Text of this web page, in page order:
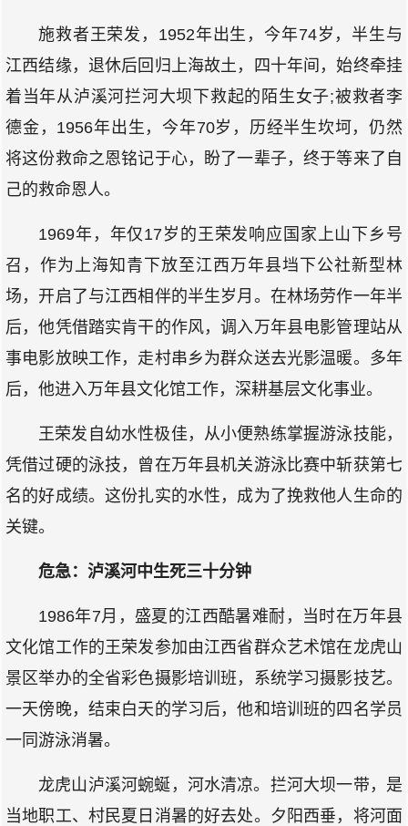
施救者王荣发，1952年出生，今年74岁，半生与
江西结缘，退休后回归上海故土，四十年间，始终牵挂
着当年从泸溪河拦河大坝下救起的陌生女子;被救者李
德金，1956年出生，今年70岁，历经半生坎坷，仍然
将这份救命之恩铭记于心，盼了一辈子，终于等来了自
己的救命恩人。
1969年，年仅17岁的王荣发响应国家上山下乡号
召，作为上海知青下放至江西万年县垱下公社新型林
场，开启了与江西相伴的半生岁月。在林场劳作一年半
后，他凭借踏实肯干的作风，调入万年县电影管理站从
事电影放映工作，走村串乡为群众送去光影温暖。多年
后，他进入万年县文化馆工作，深耕基层文化事业。
王荣发自幼水性极佳，从小便熟练掌握游泳技能，
凭借过硬的泳技，曾在万年县机关游泳比赛中斩获第七
名的好成绩。这份扎实的水性，成为了挽救他人生命的
关键。
危急：泸溪河中生死三十分钟
1986年7月，盛夏的江西酷暑难耐，当时在万年县
文化馆工作的王荣发参加由江西省群众艺术馆在龙虎山
景区举办的全省彩色摄影培训班，系统学习摄影技艺。
一天傍晚，结束白天的学习后，他和培训班的四名学员
一同游泳消暑。
龙虎山泸溪河蜿蜒，河水清凉。拦河大坝一带，是
当地职工、村民夏日消暑的好去处。夕阳西垂，将河面